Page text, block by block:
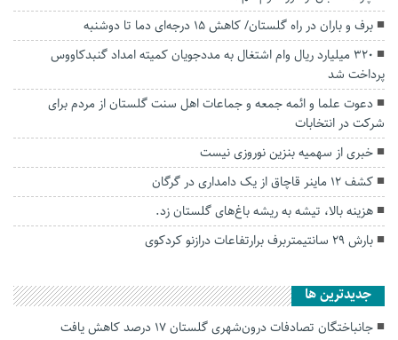
برف و باران در راه گلستان/ کاهش ۱۵ درجه‌ای دما تا دوشنبه
۳۲۰ میلیارد ریال وام اشتغال به مددجویان کمیته امداد گنبدکاووس
پرداخت شد
دعوت علما و ائمه جمعه و جماعات اهل سنت گلستان از مردم برای
شرکت در انتخابات
خبری از سهمیه بنزین نوروزی نیست
کشف ۱۲ ماینر قاچاق از یک دامداری در گرگان
هزینه بالا، تیشه به ریشه باغ‌های گلستان زد.
بارش ۲۹ سانتیمتربرف برارتفاعات درازنو کردکوی
جديدترين ها
جانباختگان تصادفات درون‌شهری گلستان ۱۷ درصد کاهش یافت